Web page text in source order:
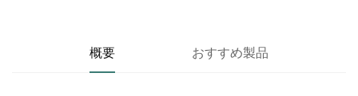
概要 おすすめ製品